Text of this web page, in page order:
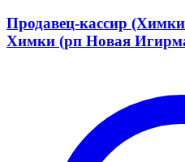
Продавец-кассир
Химки (рп Новая